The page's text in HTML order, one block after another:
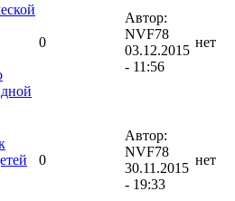
0
Автор:
NVF78
03.12.2015
- 11:56
нет
0
Автор:
NVF78
30.11.2015
- 19:33
нет